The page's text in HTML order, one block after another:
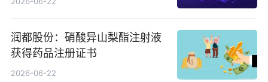
润都股份：硝酸异山梨酯注射液
获得药品注册证书
2026-06-22